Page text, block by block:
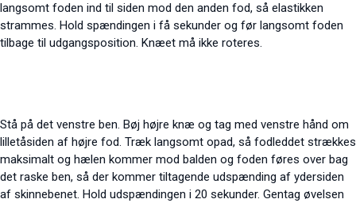
langsomt foden ind til siden mod den anden fod, så elastikken
strammes. Hold spændingen i få sekunder og før langsomt foden
tilbage til udgangsposition. Knæet må ikke roteres.
Stå på det venstre ben. Bøj højre knæ og tag med venstre hånd om
lilletåsiden af højre fod. Træk langsomt opad, så fodleddet strækkes
maksimalt og hælen kommer mod balden og foden føres over bag
det raske ben, så der kommer tiltagende udspænding af ydersiden
af skinnebenet. Hold udspændingen i 20 sekunder. Gentag øvelsen